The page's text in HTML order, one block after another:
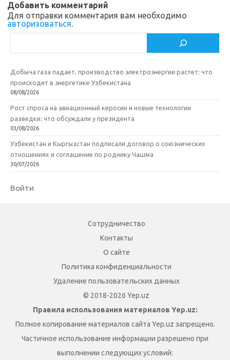
i
k
k
и
т
Добавить комментарий
Для отправки комментария вам необходимо
авторизоваться.
Добыча газа падает, производство электроэнергии растет: что
происходит в энергетике Узбекистана
08/08/2026
Рост спроса на авиационный керосин и новые технологии
разведки: что обсуждали у президента
03/08/2026
Узбекистан и Кыргызстан подписали договор о союзнических
отношениях и соглашение по роднику Чашма
30/07/2026
Войти
Сотрудничество
Контакты
О сайте
Политика конфиденциальности
Удаление пользовательских данных
© 2018-2026 Yep.uz
Правила использования материалов Yep.uz:
Полное копирование материалов сайта Yep.uz запрещено.
Частичное использование информации разрешено при
выполнении следующих условий: